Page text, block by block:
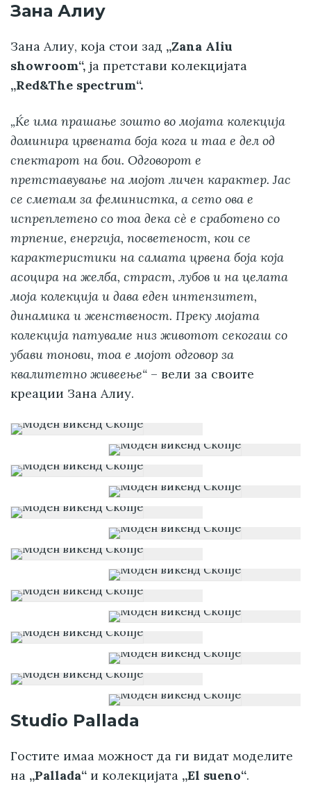
Зана Алиу
Зана Алиу, која стои зад „Zana Aliu
showroom“, ја претстави колекцијата
„Red&The spectrum“.
„Ќе има прашање зошто во мојата колекција
доминира црвената боја кога и таа е дел од
спектарот на бои. Одговорот е
претставување на мојот личен карактер. Jас
се сметам за феминистка, а сето ова е
испреплетено со тоа дека сè е сработено со
трпение, енергија, посветеност, кои се
карактеристики на самата црвена боја која
асоцира на желба, страст, лубов и на целата
моја колекција и дава еден интензитет,
динамика и женственост. Преку мојата
колекција патуваме низ животот секогаш со
убави тонови, тоа е мојот одговор за
квалитетно живеење“ – вели за своите
креации Зана Алиу.
Studio Pallada
Гостите имаа можност да ги видат моделите
на „Pallada“ и колекцијата „El sueno“.